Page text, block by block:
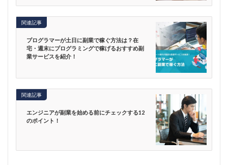
関連記事
プログラマーが土日に副業で稼ぐ方法は？在
宅・週末にプログラミングで稼げるおすすめ副
業サービスを紹介！
関連記事
エンジニアが副業を始める前にチェックする12
のポイント！